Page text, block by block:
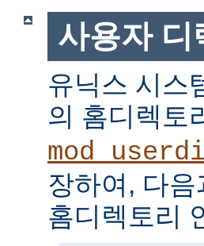
사용자 디
유닉스 시스
의 홈디렉토
장하여, 다
홈디렉토리